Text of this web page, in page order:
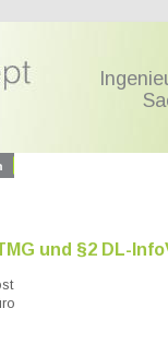
und §2 DL-